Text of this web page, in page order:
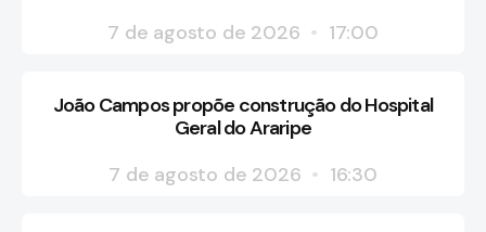
7 de agosto de 2026
17:00
João Campos propõe construção do Hospital
Geral do Araripe
7 de agosto de 2026
16:30